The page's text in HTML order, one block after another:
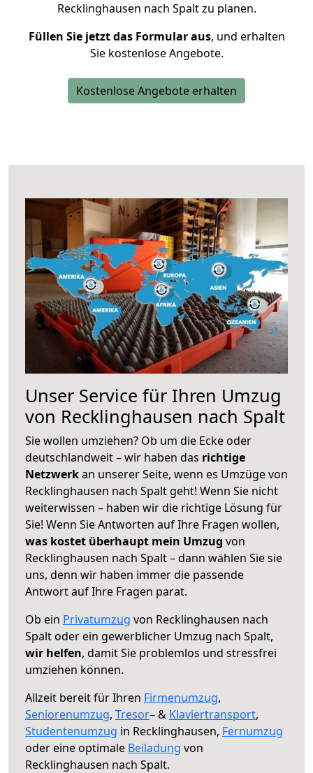
Recklinghausen nach Spalt zu planen.
Füllen Sie jetzt das Formular aus, und erhalten
Sie kostenlose Angebote.
Kostenlose Angebote erhalten
Unser Service für Ihren Umzug
von Recklinghausen nach Spalt
Sie wollen umziehen? Ob um die Ecke oder
deutschlandweit – wir haben das richtige
Netzwerkan unserer Seite, wenn es Umzüge von
Recklinghausen nach Spalt geht! Wenn Sie nicht
weiterwissen – haben wir die richtige Lösung für
Sie! Wenn Sie Antworten auf Ihre Fragen wollen,
was kostet überhaupt mein Umzug von
Recklinghausen nach Spalt – dann wählen Sie sie
uns, denn wir haben immer die passende
Antwort auf Ihre Fragen parat.
Ob ein Privatumzug von Recklinghausen nach
Spalt oder ein gewerblicher Umzug nach Spalt,
wir helfen, damit Sie problemlos und stressfrei
umziehen können.
Allzeit bereit für Ihren Firmenumzug,
Seniorenumzug, Tresor– & Klaviertransport,
Studentenumzug in Recklinghausen, Fernumzug
oder eine optimale Beiladung von
Recklinghausen nach Spalt.